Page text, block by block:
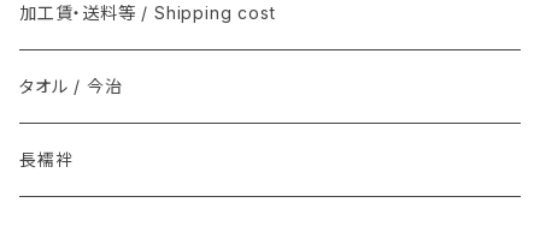
クバ民具
その他 / Other
Joshua Ellis(ジョシュア・エリス) / マフラー
Graphpaper(グラフペーパー）
ソックス
DENTS
加工賃・送料等 / Shipping cost
タオル / 今治
長襦袢